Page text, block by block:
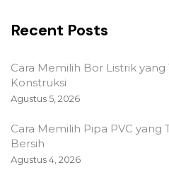
Recent Posts
Cara Memilih Bor Listrik
Konstruksi
Agustus 5, 2026
Cara Memilih Pipa PVC yang
Bersih
Agustus 4, 2026